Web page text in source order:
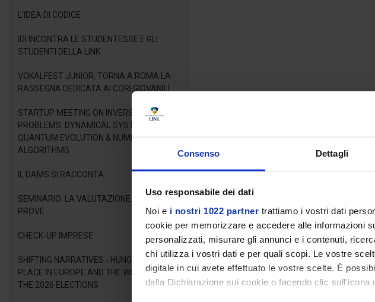
Consenso Dettagli
Uso responsabile dei dati
Noi e i nostri 1022 partner trattiamo i vostri dati
cookie per memorizzare e accedere alle informazioni
personalizzati, misurare gli annunci e i contenuti,
chi utilizza i vostri dati e per quali scopi. Le vostre
digitale in cui avete effettuato le vostre scelte. È
dalla Dichiarazione sui cookie o facendo clic sull'icona
L'IDEA DI CODICE
IDI INCONTRA LE STUDENTESSE E GLI
STUDENTI DELLA LINK
VOKALFEST JUNIOR, TORNA A ROMA LA
RASSEGNA DEDICATA AI CORI GIOVANILI
STARTUP MEETING ON INVERSE LINEAR
PROBLEMS: DYNAMICAL SYSTEMS,
QUANTUM EVOLUTION & NUMERICAL
ALGORITHMS
IL DAMS SI RACCONTA
SEMINARIO: LA VALUTAZIONE DELLE
PROVE
CHECK-UP IMPRESE
SHIFTING NARRATIVES - HUNGARY'S NEW
PLACE IN EUROPE AND THE WORLD AFTER
THE 2026 ELECTIONS